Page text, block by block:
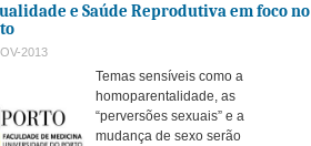
e Saúde Reprodutiva em foco no
2013
Temas sensíveis como a
homoparentalidade, as
“perversões sexuais” e a
mudança de sexo serão